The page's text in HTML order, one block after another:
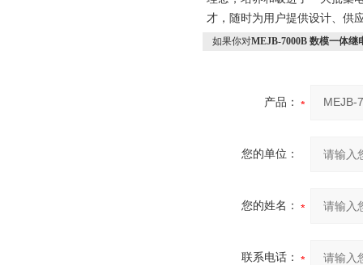
才，随时为用户提供设计、供
如果你对MEJB-7000B 数模一体继
产品：
您的单位：
您的姓名：
联系电话：